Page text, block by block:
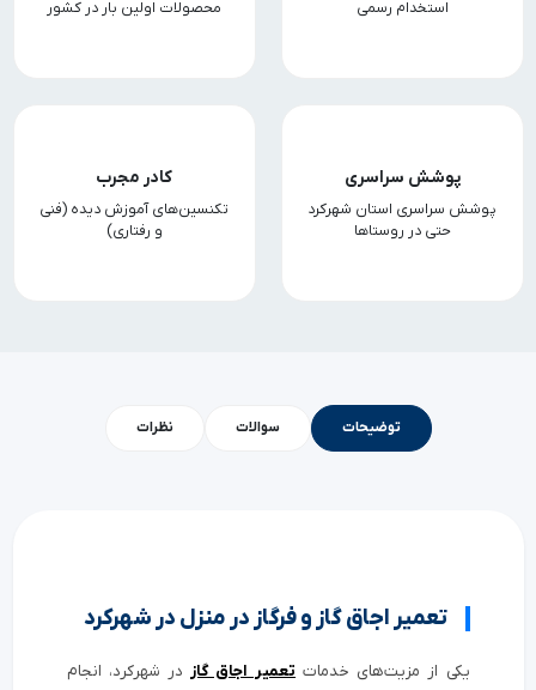
استخدام رسمی
محصولات اولین بار در کشور
پوشش سراسری
پوشش سراسری استان شهرکرد
حتی در روستاها
کادر مجرب
تکنسین‌های آموزش دیده (فنی
و رفتاری)
توضیحات سوالات نظرات
تعمیر اجاق گاز و فرگاز در منزل در شهرکرد
یکی از مزیت‌های خدمات تعمیر اجاق گاز در شهرکرد، انجام